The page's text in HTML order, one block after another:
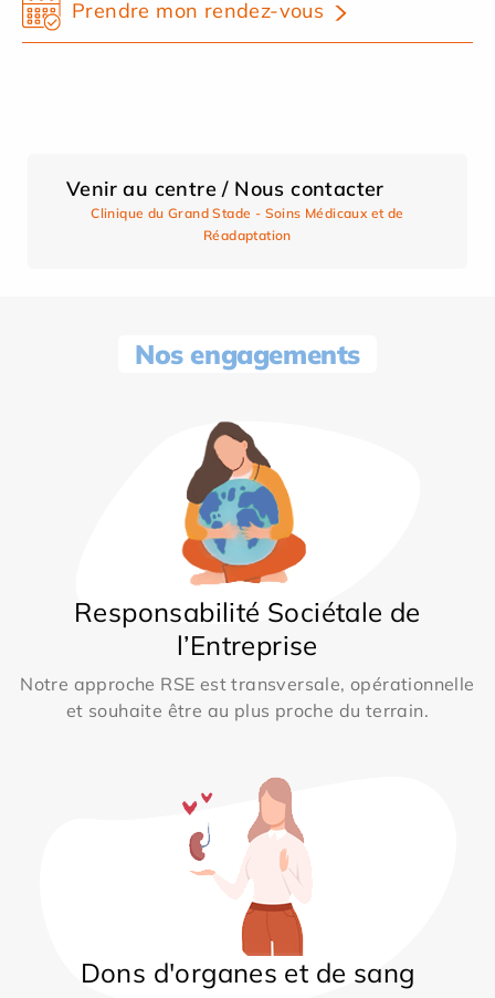
Prendre mon rendez-vous
Venir au centre / Nous contacter
Clinique du Grand Stade - Soins Médicaux et de
Réadaptation
Nos engagements
Responsabilité Sociétale de
l’Entreprise
Notre approche RSE est transversale, opérationnelle
et souhaite être au plus proche du terrain.
Dons d'organes et de sang